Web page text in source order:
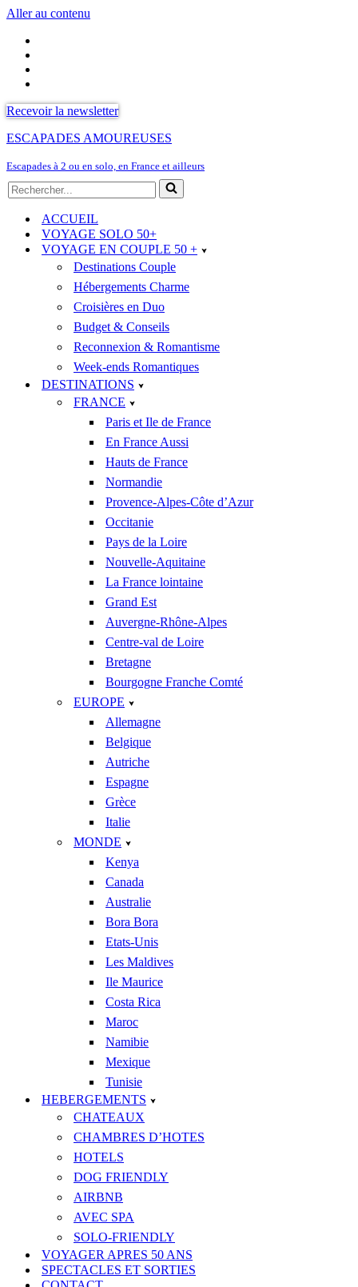
Aller au contenu
Recevoir la newsletter
ESCAPADES AMOUREUSES
Escapades à 2 ou en solo, en France et ailleurs
Rechercher...
ACCUEIL
VOYAGE SOLO 50+
VOYAGE EN COUPLE 50 +
Destinations Couple
Hébergements Charme
Croisières en Duo
Budget & Conseils
Reconnexion & Romantisme
Week-ends Romantiques
DESTINATIONS
FRANCE
Paris et Ile de France
En France Aussi
Hauts de France
Normandie
Provence-Alpes-Côte d’Azur
Occitanie
Pays de la Loire
Nouvelle-Aquitaine
La France lointaine
Grand Est
Auvergne-Rhône-Alpes
Centre-val de Loire
Bretagne
Bourgogne Franche Comté
EUROPE
Allemagne
Belgique
Autriche
Espagne
Grèce
Italie
MONDE
Kenya
Canada
Australie
Bora Bora
Etats-Unis
Les Maldives
Ile Maurice
Costa Rica
Maroc
Namibie
Mexique
Tunisie
HEBERGEMENTS
CHATEAUX
CHAMBRES D’HOTES
HOTELS
DOG FRIENDLY
AIRBNB
AVEC SPA
SOLO-FRIENDLY
VOYAGER APRES 50 ANS
SPECTACLES ET SORTIES